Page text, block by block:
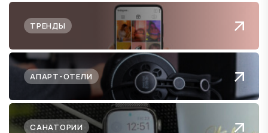
ТРЕНДЫ
АПАРТ-ОТЕЛИ
САНАТОРИИ